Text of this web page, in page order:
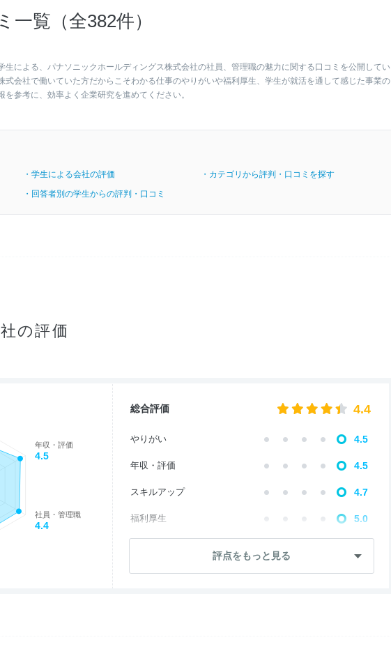
一覧（全382件）
による、パナソニックホールディングス株式会社の社員、管理職の魅力に関する口コミを公開してい
式会社で働いていた方だからこそわかる仕事のやりがいや福利厚生、学生が就活を通して感じた事業の
参考に、効率よく企業研究を進めてください。
・学生による会社の評価
・カテゴリから評判・口コミを探す
・回答者別の学生からの評判・口コミ
の評価
評点をもっと見る
年収・評価
4.5
社員・管理職
4.4
総合評価 4.4
やりがい 4.5
年収・評価 4.5
スキルアップ 4.7
福利厚生 5.0
社員・管理職 4.4